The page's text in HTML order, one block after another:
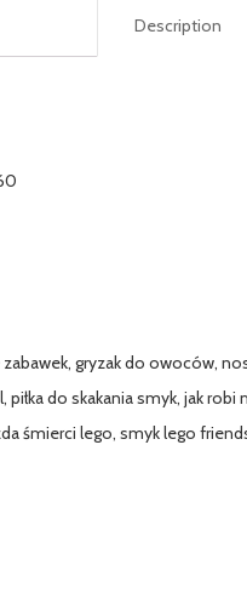
Description
gryzak do owoców,
do skakania smyk, jak
śmierci lego, smyk lego